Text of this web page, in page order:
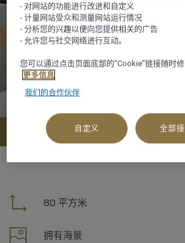
查看可订选项
80 平方米
拥有海景
- 对网站的功能进行改进和自定义
- 计量网站受众和测量网站运行情况
- 分析您的兴趣以便向您提供相关的广告
- 允许您与社交网络进行互动。
您可以通过点击页面底部的“Cookie”链接随时修
更多信息
我们的合作伙伴
自定义 全部